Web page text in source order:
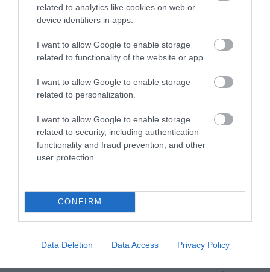
related to analytics like cookies on web or
device identifiers in apps.
I want to allow Google to enable storage
related to functionality of the website or app.
I want to allow Google to enable storage
related to personalization.
I want to allow Google to enable storage
related to security, including authentication
functionality and fraud prevention, and other
user protection.
CONFIRM
Data Deletion Data Access Privacy Policy
A KOALA EVOLÚCIÓS MÚLTJA
NYUGODT
EUKALIPTUSZRÁGCSÁLÁS
2026-08-07
A KORALLZÁTONY NEM CSAK
500 EDDIG ISMERETLEN